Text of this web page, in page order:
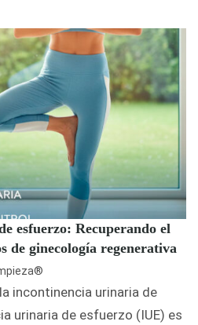
esfuerzo: Recuperando el
de ginecología regenerativa
incontinencia urinaria de
urinaria de esfuerzo (IUE) es